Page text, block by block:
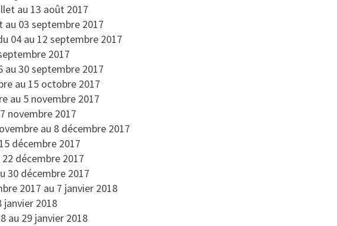
au 13 août 2017
au 03 septembre 2017
04 au 12 septembre 2017
2017
au 30 septembre 2017
au 15 octobre 2017
au 5 novembre 2017
novembre 2017
au 8 décembre 2017
décembre 2017
décembre 2017
30 décembre 2017
2017 au 7 janvier 2018
janvier 2018
au 29 janvier 2018